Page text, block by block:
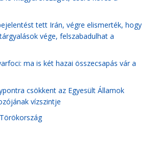
tett Irán, végre elismerték, hogy
vége, felszabadulhat a
ma is két hazai összecsapás vár a
csökkent az Egyesült Államok
vízszintje